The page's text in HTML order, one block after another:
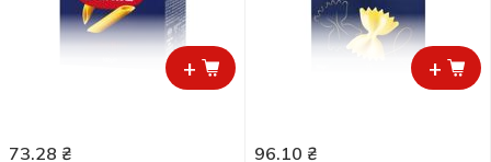
+
73.28 ₴
+
96.10 ₴